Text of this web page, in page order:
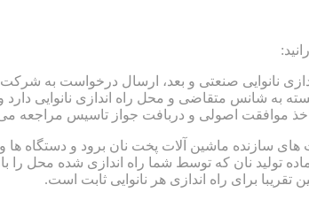
نانوایی صنعتی و بعد، ارسال درخواست به
بسته به شانس متقاضی و محل راه اندازی نانوایی
موافقت اصولی و دربافت جواز تاسیس مراجعه
سازنده ماشین آلات پخت نان برود و دستگاه ها
تولید نان که توسط شما راه اندازی شده
برای راه اندازی هر نانوایی ثابت است.